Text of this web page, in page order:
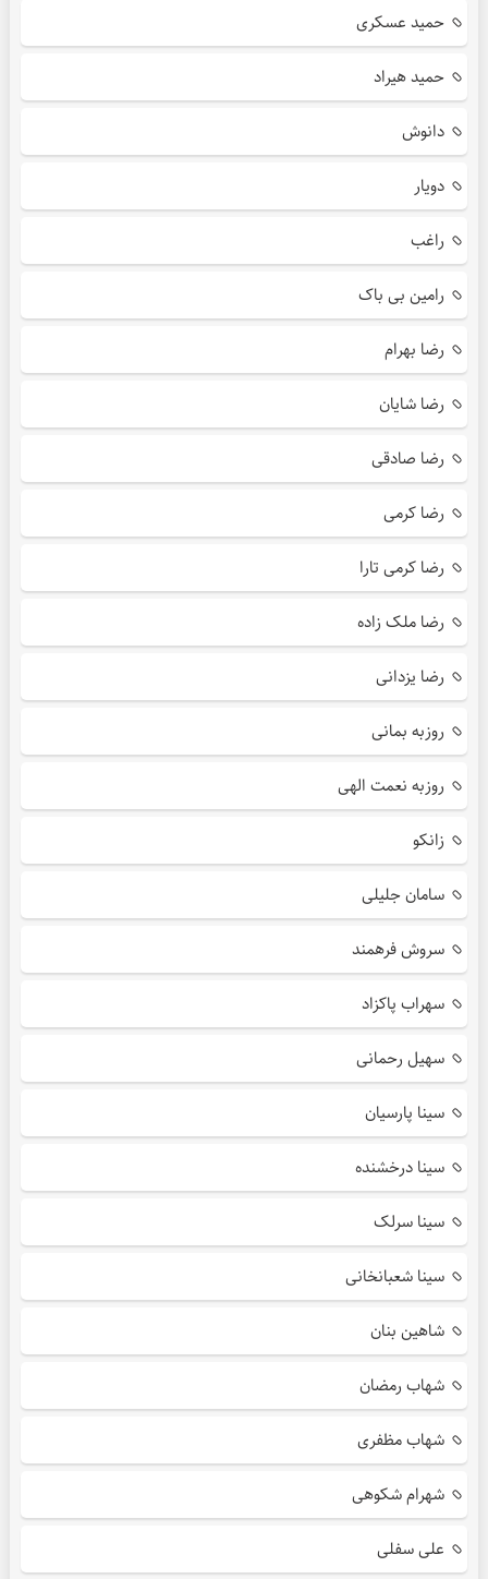
حمید عسکری
حمید هیراد
دانوش
دویار
راغب
رامین بی باک
رضا بهرام
رضا شایان
رضا صادقی
رضا کرمی
رضا کرمی تارا
رضا ملک زاده
رضا یزدانی
روزبه بمانی
روزبه نعمت الهی
زانکو
سامان جلیلی
سروش فرهمند
سهراب پاکزاد
سهیل رحمانی
سینا پارسیان
سینا درخشنده
سینا سرلک
سینا شعبانخانی
شاهین بنان
شهاب رمضان
شهاب مظفری
شهرام شکوهی
علی سفلی